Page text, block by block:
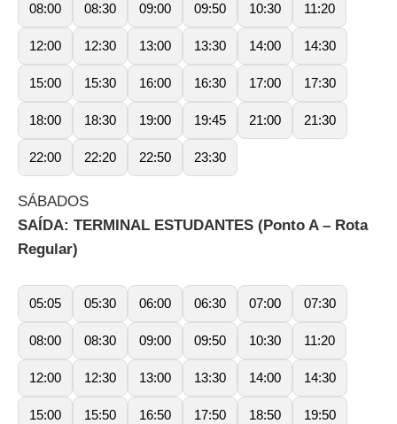
08:00 08:30 09:00 09:50 10:30 11:20
12:00 12:30 13:00 13:30 14:00 14:30
15:00 15:30 16:00 16:30 17:00 17:30
18:00 18:30 19:00 19:45 21:00 21:30
22:00 22:20 22:50 23:30
SÁBADOS
SAÍDA: TERMINAL ESTUDANTES (Ponto A – Rota
Regular)
05:05 05:30 06:00 06:30 07:00 07:30
08:00 08:30 09:00 09:50 10:30 11:20
12:00 12:30 13:00 13:30 14:00 14:30
15:00 15:50 16:50 17:50 18:50 19:50